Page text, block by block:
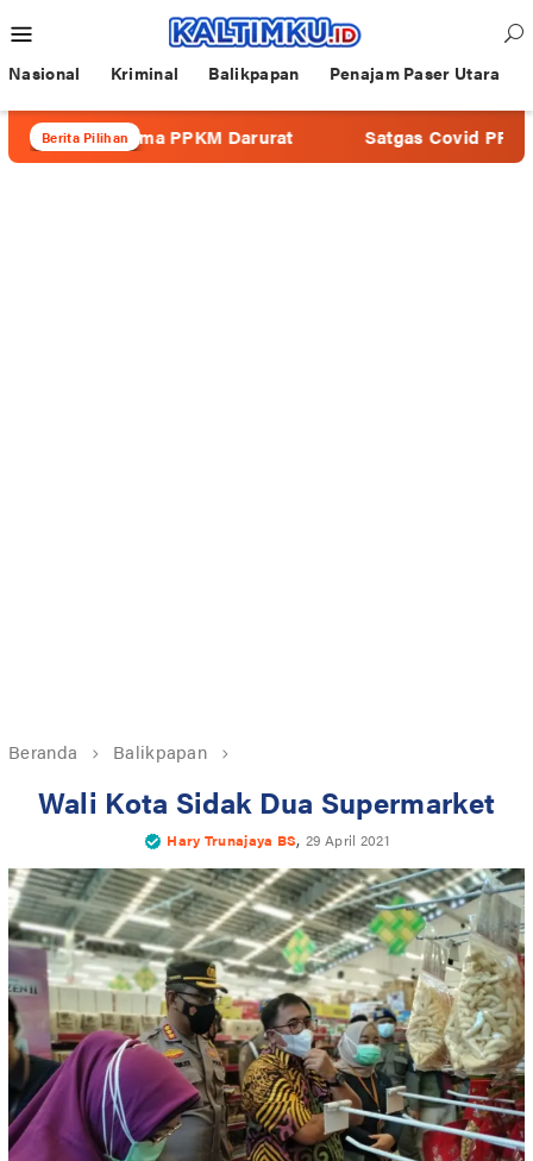
ke
kontenMobile
Nasional Kriminal Balikpapan Penajam Paser Utara
Berita Pilihan
PPKM Darurat Satgas Covid PPU Bakal
Beranda Balikpapan
Wali Kota Sidak Dua Supermarket
Hary Trunajaya BS,29 April 2021